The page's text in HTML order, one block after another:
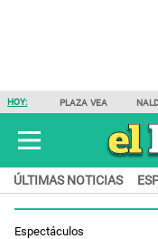
HOY: PLAZA VEA
ÚLTIMAS NOTICIAS
Espectáculos